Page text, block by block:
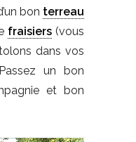
bon terreau
fraisiers (vous
dans vos
un bon
et bon